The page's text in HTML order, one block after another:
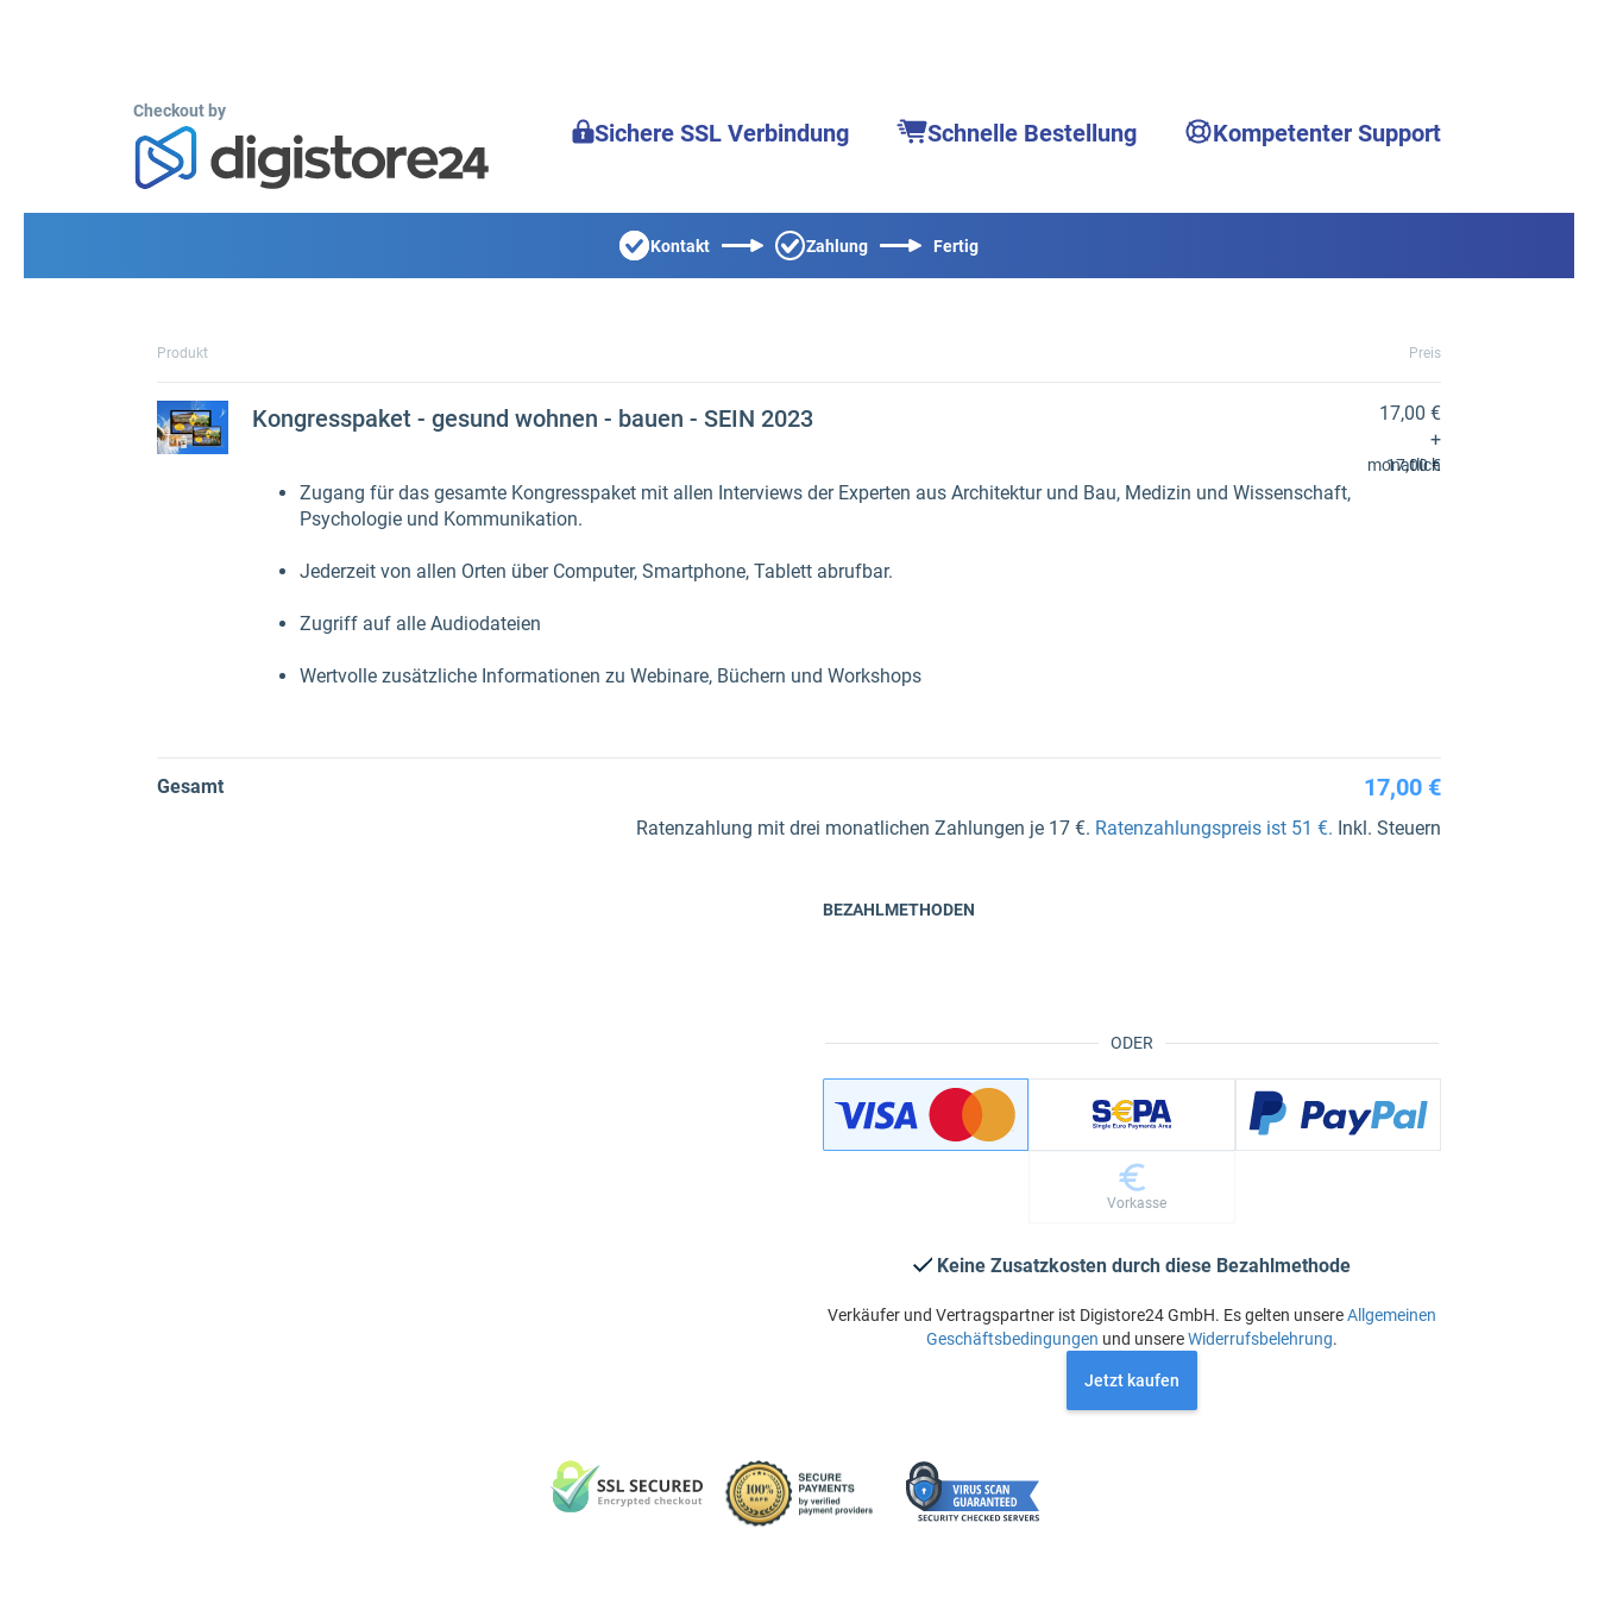
Checkout by
Sichere SSL Verbindung Schnelle Bestellung Kompetenter Support
Kontakt Zahlung Fertig
Produkt Preis
Kongresspaket - gesund wohnen - bauen - SEIN 2023
Zugang für das gesamte Kongresspaket mit allen Interviews der Experten aus Architektur und Bau, Medizin und Wissenschaft,
Psychologie und Kommunikation.
Jederzeit von allen Orten über Computer, Smartphone, Tablett abrufbar.
Zugriff auf alle Audiodateien
Wertvolle zusätzliche Informationen zu Webinare, Büchern und Workshops
17,00 €
+
17,00 €
monatlich
Gesamt 17,00 €
Ratenzahlung mit drei monatlichen Zahlungen je 17 €. Ratenzahlungspreis ist 51 €. Inkl. Steuern
ODER
BEZAHLMETHODEN
Vorkasse
Keine Zusatzkosten durch diese Bezahlmethode
Verkäufer und Vertragspartner ist Digistore24 GmbH. Es gelten unsereAllgemeinen
Geschäftsbedingungen und unsereWiderrufsbelehrung.
Jetzt kaufen